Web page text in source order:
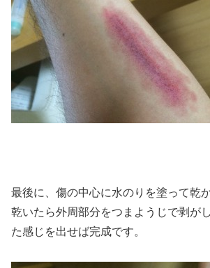
最後に、傷の中心に水のりを塗って乾
乾いたら外周部分をつまようじで剥が
た感じを出せば完成です。